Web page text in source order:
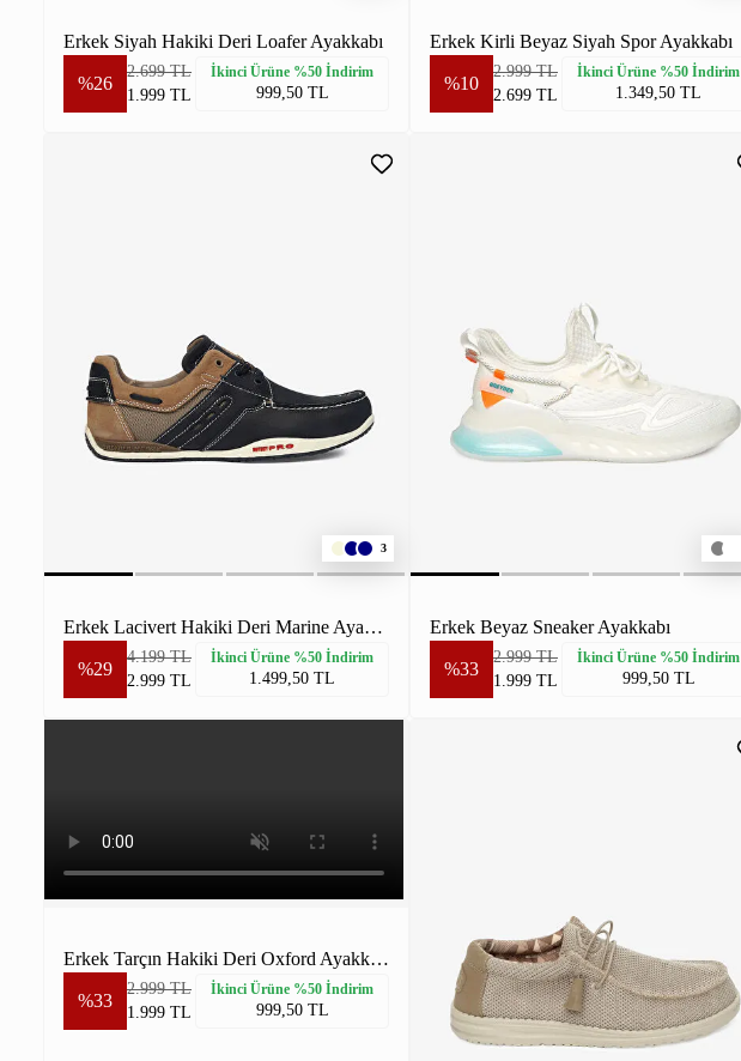
Erkek Siyah Hakiki Deri Loafer Ayakkabı
%26
2.699 TL
1.999 TL
İkinci Ürüne %50 İndirim
999,50 TL
Erkek Kirli Beyaz Siyah Spor Ayakkabı
%10
2.999 TL
2.699 TL
İkinci Ürüne %50 İndirim
1.349,50 TL
3
Erkek Lacivert Hakiki Deri Marine Ayakkabı
%29
4.199 TL
2.999 TL
İkinci Ürüne %50 İndirim
1.499,50 TL
Erkek Beyaz Sneaker Ayakkabı
%33
2.999 TL
1.999 TL
İkinci Ürüne %50 İndirim
999,50 TL
Erkek Tarçın Hakiki Deri Oxford Ayakkabı
%33
2.999 TL
1.999 TL
İkinci Ürüne %50 İndirim
999,50 TL